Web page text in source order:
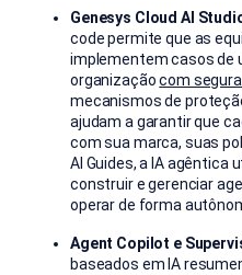
Genesys Cloud AI
code permite que as
implementem casos de
organizaçãocom
mecanismos de
ajudam a garantir que
com sua marca, suas
AI Guides, a IA agêntica
construir e gerenciar
operar de forma
Agent Copilot e
baseados em IA